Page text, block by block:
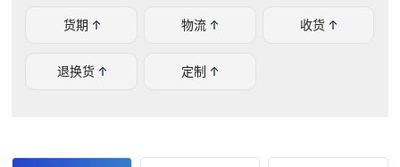
货期 物流 收货
退换货 定制